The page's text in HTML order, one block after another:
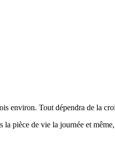
environ. Tout dépendra de la
pièce de vie la journée et